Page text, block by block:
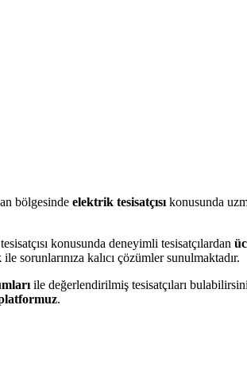
bölgesinde elektrik tesisatçısı konusunda
konusunda deneyimli tesisatçılardan
ile sorunlarınıza kalıcı çözümler sunulmaktadır.
ile değerlendirilmiş tesisatçıları
.